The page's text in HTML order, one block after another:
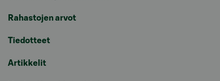
Rahastojen arvot
Tiedotteet
Artikkelit